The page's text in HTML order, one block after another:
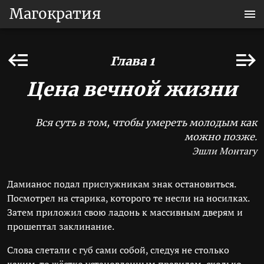
Магократия
Глава 1
Цена вечной жизни
Вся суть в том, чтобы умереть молодым как
можно позже.
Эшли Монтагу
Дамианос подал прислужникам знак остановиться.
Посмотрел на старика, которого те несли на носилках.
Затем приложил свою ладонь к массивным дверям и
прошептал заклинание.
Слова слетали с губ сами собой, следуя не столько